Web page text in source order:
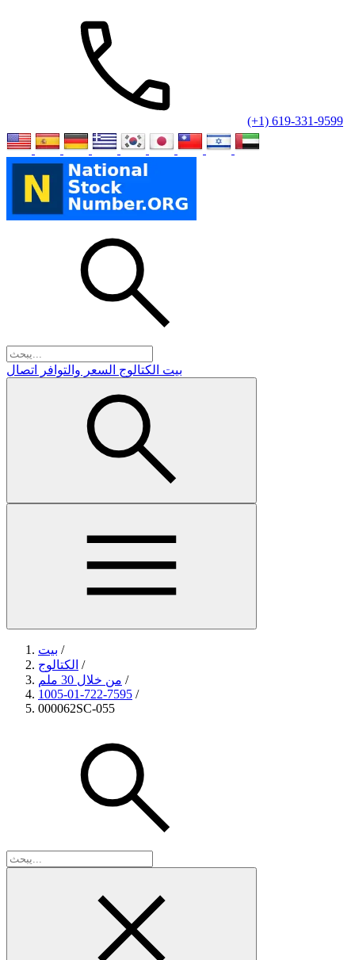
(+1) 619-331-9599
بيت الكتالوج السعر والتوافر اتصال
بيت /
الكتالوج /
من خلال 30 ملم /
1005-01-722-7595 /
000062SC-055